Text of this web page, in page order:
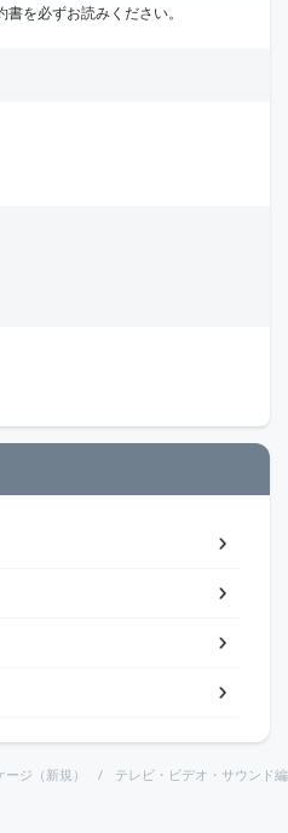
を必ずお読みください。
ージ（新規） テレビ・ビデオ・サウンド